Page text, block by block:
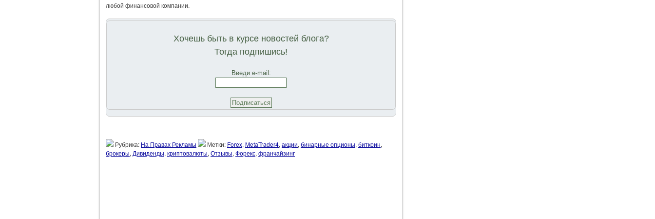
любой финансовой компании.
Хочешь быть в курсе новостей блога?
Тогда подпишись!
Введи e-mail:
Рубрика: На Правах Рекламы Метки: Forex, MetaTrader4, акции, бинарные опционы, биткоин,
брокеры, Дивиденды, криптовалюты, Отзывы, Форекс, франчайзинг